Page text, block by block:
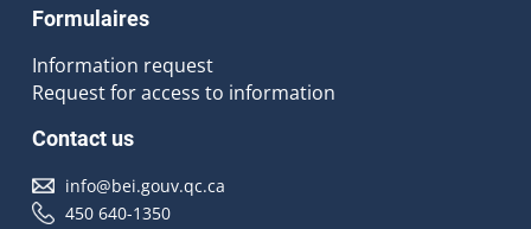
Formulaires
Information request
Request for access to information
Contact us
info@bei.gouv.qc.ca
450 640-1350